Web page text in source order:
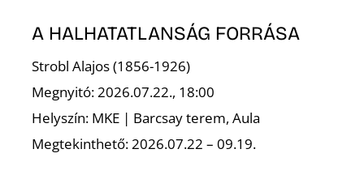
A HALHATATLANSÁG FORRÁSA
Strobl Alajos (1856-1926)
Megnyitó: 2026.07.22., 18:00
Helyszín: MKE | Barcsay terem, Aula
Megtekinthető: 2026.07.22 – 09.19.